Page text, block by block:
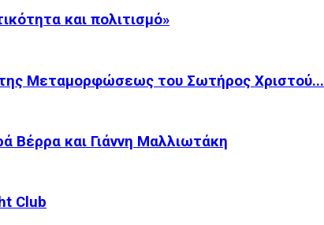
και πολιτισμό»
Μεταμορφώσεως του Σωτήρος Χριστού...
Βέρρα και Γιάννη Μαλλιωτάκη
Club